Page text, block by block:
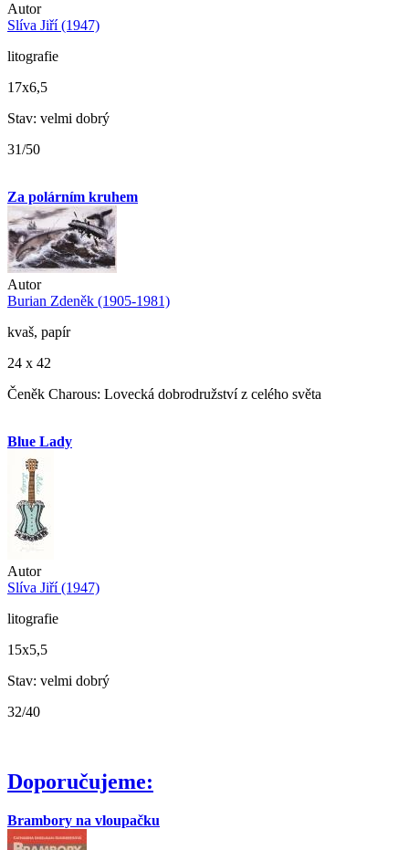
Autor
Slíva Jiří (1947)
litografie
17x6,5
Stav: velmi dobrý
31/50
Za polárním kruhem
Autor
Burian Zdeněk (1905-1981)
kvaš, papír
24 x 42
Čeněk Charous: Lovecká dobrodružství z celého světa
Blue Lady
Autor
Slíva Jiří (1947)
litografie
15x5,5
Stav: velmi dobrý
32/40
Doporučujeme:
Brambory na vloupačku